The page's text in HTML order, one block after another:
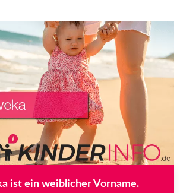
ist ein weiblicher Vorname.